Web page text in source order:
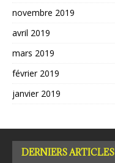
novembre 2019
avril 2019
mars 2019
février 2019
janvier 2019
DERNIERS ARTICLES